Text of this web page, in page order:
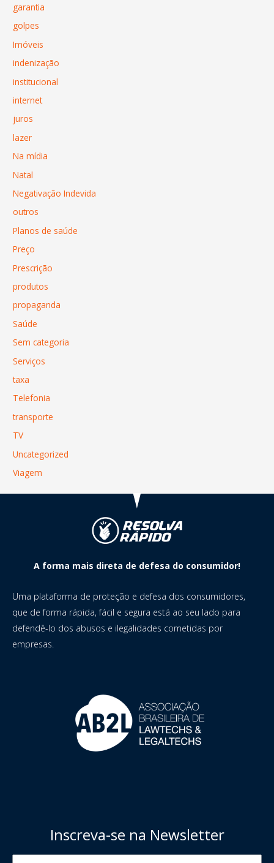
garantia
golpes
Imóveis
indenização
institucional
internet
juros
lazer
Na mídia
Natal
Negativação Indevida
outros
Planos de saúde
Preço
Prescrição
produtos
propaganda
Saúde
Sem categoria
Serviços
taxa
Telefonia
transporte
TV
Uncategorized
Viagem
A forma mais direta de defesa do consumidor!
Uma plataforma de proteção e defesa dos consumidores,
que de forma rápida, fácil e segura está ao seu lado para
defendê-lo dos abusos e ilegalidades cometidas por
empresas.
Inscreva-se na Newsletter